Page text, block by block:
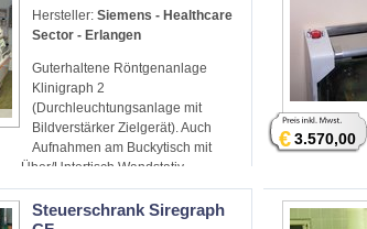
Hersteller: Siemens - Healthcare
Sector - Erlangen
Guterhaltene Röntgenanlage
Klinigraph 2
(Durchleuchtungsanlage mit
Bildverstärker Zielgerät). Auch
Aufnahmen am Buckytisch mit
Über/Untertisch Wandstativ
machbar
€3.570,00
Steuerschrank Siregraph